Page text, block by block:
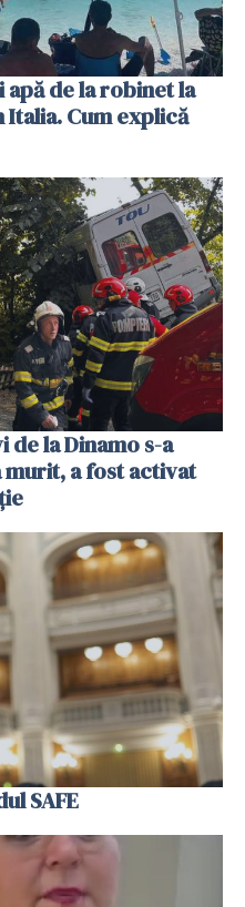
apă de la robinet la
Cum explică
la Dinamo s-a
murit, a fost activat
SAFE